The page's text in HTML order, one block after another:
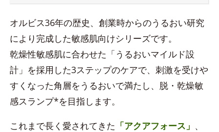
オルビス36年の歴史、創業時からのうるおい研究
により完成した敏感肌向けシリーズです。
乾燥性敏感肌に合わせた「うるおいマイルド設
計」を採用した3ステップのケアで、刺激を受けや
すくなった角層をうるおいで満たし、脱・乾燥敏
感スランプ*を目指します。
これまで長く愛されてきた 「アクアフォース」 、